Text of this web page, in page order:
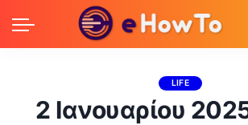
LIFE
2 Ιανουαρίου